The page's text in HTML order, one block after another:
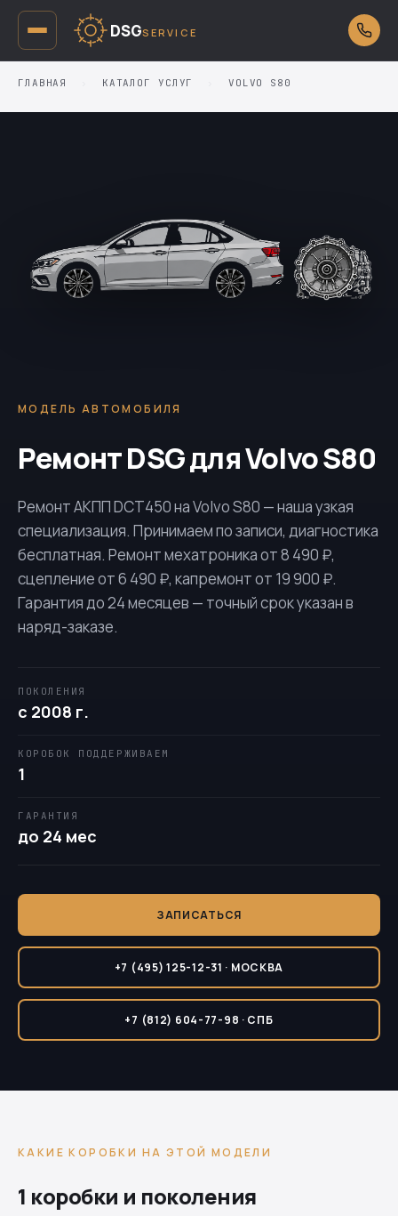
DSGSERVICE
ГЛАВНАЯ КАТАЛОГ УСЛУГ VOLVO S80
МОДЕЛЬ АВТОМОБИЛЯ
Ремонт DSG для Volvo S80
Ремонт АКППDCT450на Volvo S80 — наша узкая
специализация. Принимаем по записи, диагностика
бесплатная. Ремонт мехатроника от 8 490 ₽,
сцепление от 6 490 ₽, капремонт от 19 900 ₽.
Гарантия до 24 месяцев — точный срок указан в
наряд-заказе.
ПОКОЛЕНИЯ
с 2008 г.
КОРОБОК ПОДДЕРЖИВАЕМ
1
ГАРАНТИЯ
до 24 мес
ЗАПИСАТЬСЯ
+7 (495) 125-12-31 · МОСКВА
+7 (812) 604-77-98 · СПБ
КАКИЕ КОРОБКИ НА ЭТОЙ МОДЕЛИ
1 коробки и поколения